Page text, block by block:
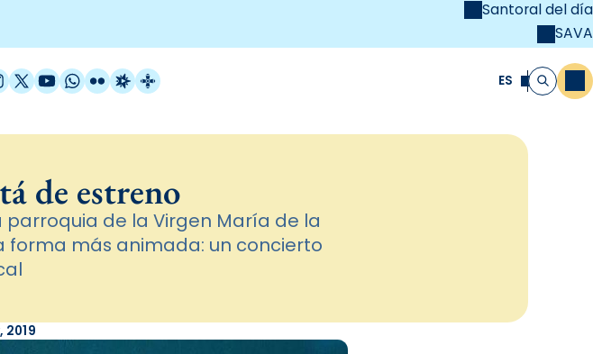
Santoral del día
SAVA
X / Twitter
YouTube
WhatsApp
FlickrRadio Estel
Catalunya Cristiana ES Buscar
de estreno
de la Virgen María de la
forma más animada: un concierto
2019